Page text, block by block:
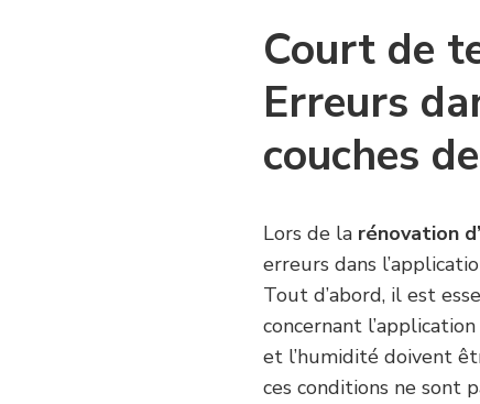
Court de
Erreurs
couches
Lors de la rénovation
erreurs dans
Tout d’abord, il est
concernant
et l’humidité doivent
ces conditions ne sont